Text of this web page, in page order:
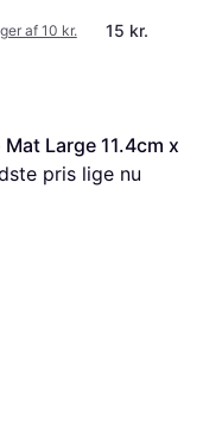
af 10 kr. 15 kr.
Large 11.4cm x
pris lige nu